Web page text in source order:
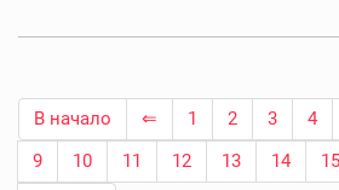
В начало ⇐ 1 2 3 4
9
10 11 12 13 14 15